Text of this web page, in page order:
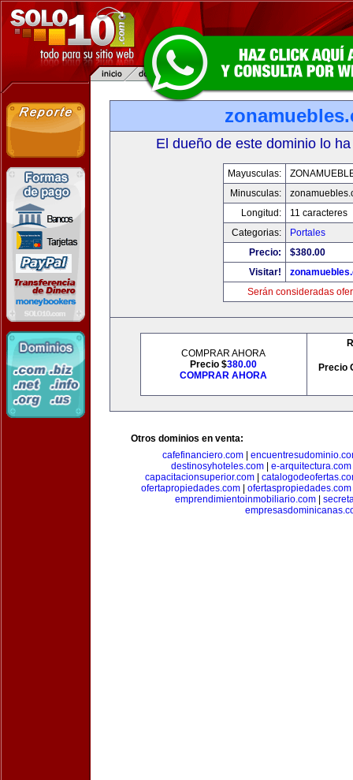
El dueño de este dominio lo
Mayusculas:
Minusculas:
Longitud:
11 caracteres
Categorias:
Portales
Precio:
$380.00
Visitar!
Serán consideradas
COMPRAR AHORA
Precio $380.00
COMPRAR AHORA
Precio
Otros dominios en venta:
cafefinanciero.com
destinosyhoteles.com
e-arquitectura.com
capacitacionsuperior.com
ofertapropiedades.com
ofertaspropiedades.com
emprendimientoinmobiliario.com|